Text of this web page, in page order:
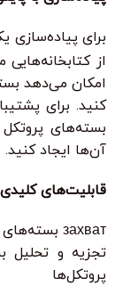
برای پیاده‌سازی
از کتابخانه‌هایی
کنید. برای
بسته‌های
آن‌ها ایجاد کنید.
قابلیت‌های
захват بسته‌های شبکه
پروتکل‌ها